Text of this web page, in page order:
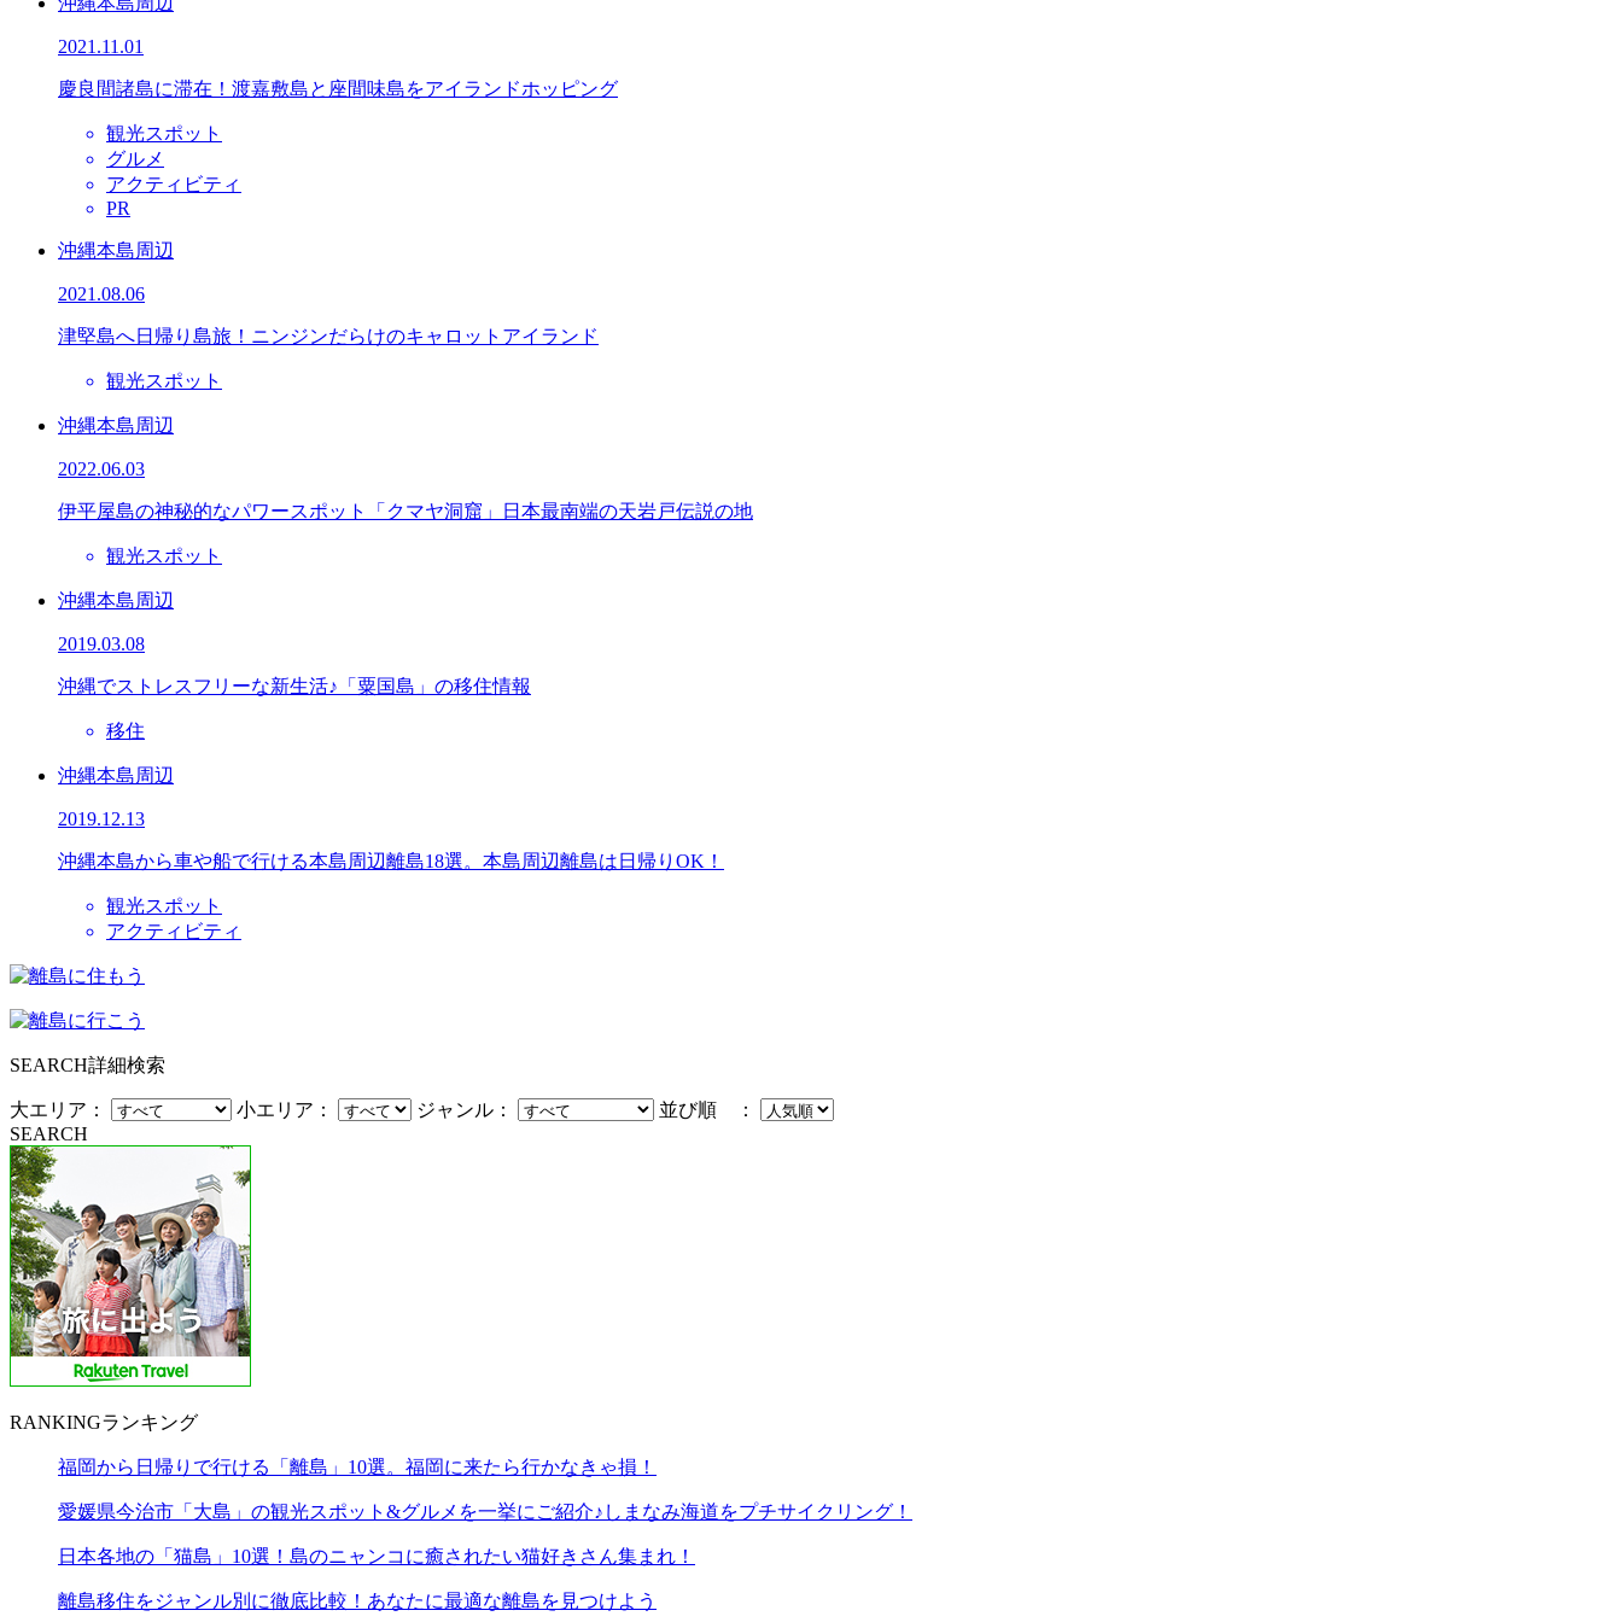
2021.11.01
慶良間諸島に滞在！渡嘉敷島と座間味島をアイランドホッピング
観光スポット
グルメ
アクティビティ
PR
沖縄本島周辺
2021.08.06
津堅島へ日帰り島旅！ニンジンだらけのキャロットアイランド
観光スポット
沖縄本島周辺
2022.06.03
伊平屋島の神秘的なパワースポット「クマヤ洞窟」日本最南端の天岩戸伝説の地
観光スポット
沖縄本島周辺
2019.03.08
沖縄でストレスフリーな新生活♪「粟国島」の移住情報
移住
沖縄本島周辺
2019.12.13
沖縄本島から車や船で行ける本島周辺離島18選。本島周辺離島は日帰りOK！
観光スポット
アクティビティ
SEARCH詳細検索
大エリア： 小エリア： ジャンル：
並び順 ：
SEARCH
RANKINGランキング
福岡から日帰りで行ける「離島」10選。福岡に来たら行かなきゃ損！
愛媛県今治市「大島」の観光スポット&グルメを一挙にご紹介♪しまなみ海道をプチサイクリング！
日本各地の「猫島」10選！島のニャンコに癒されたい猫好きさん集まれ！
離島移住をジャンル別に徹底比較！あなたに最適な離島を見つけよう